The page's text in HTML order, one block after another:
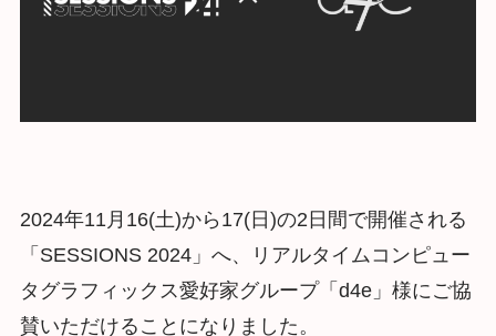
2024年11月16(土)から17(日)の2日間で開催される
「SESSIONS 2024」へ、リアルタイムコンピュー
タグラフィックス愛好家グループ「d4e」様にご協
賛いただけることになりました。